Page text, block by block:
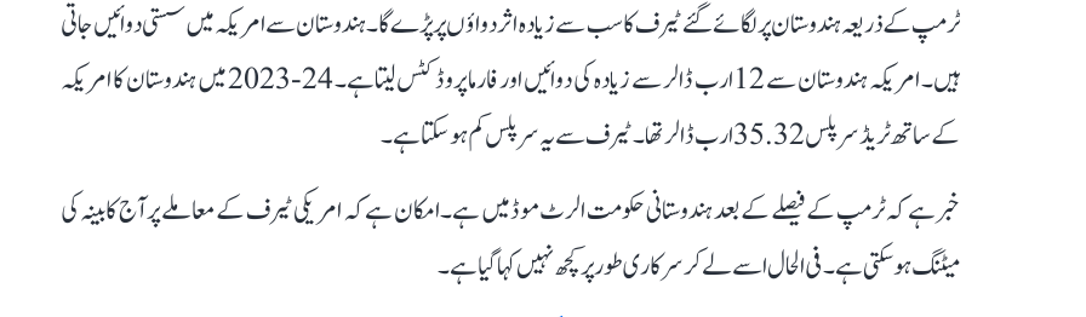
ٹرمپ کے ذریعہ ہندوستان پر لگائے گئے ٹیرف کا سب سے زیادہ اثر دواؤں پر پڑے گا۔ ہندوستان سے امریکہ میں سستی دوائیں جاتی
ہیں۔ امریکہ ہندوستان سے 12 ارب ڈالر سے زیادہ کی دوائیں اور فارما پروڈکٹس لیتا ہے۔ 24-2023 میں ہندوستان کا امریکہ
کے ساتھ ٹریڈ سرپلس 35.32 ارب ڈالر تھا۔ ٹیرف سے یہ سرپلس کم ہو سکتا ہے۔
خبر ہے کہ ٹرمپ کے فیصلے کے بعد ہندوستانی حکومت الرٹ موڈ میں ہے۔ امکان ہے کہ امریکی ٹیرف کے معاملے پر آج کابینہ کی
میٹنگ ہو سکتی ہے۔ فی الحال اسے لے کر سرکاری طور پر کچھ نہیں کہا گیا ہے۔